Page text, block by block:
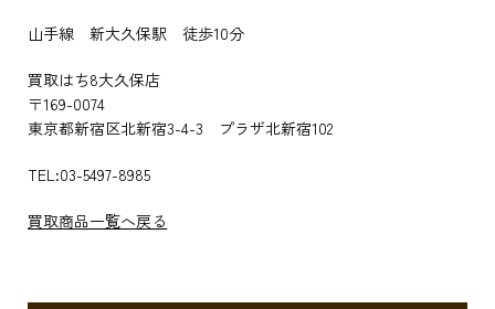
山手線 新大久保駅 徒歩10分
買取はち8大久保店
〒169-0074
東京都新宿区北新宿3-4-3 プラザ北新宿102
TEL:03-5497-8985
買取商品一覧へ戻る